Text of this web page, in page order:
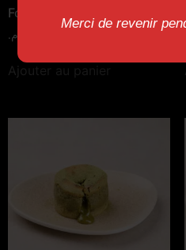
Fondants Choco
د.م.
Ajouter au panier
Merci de revenir